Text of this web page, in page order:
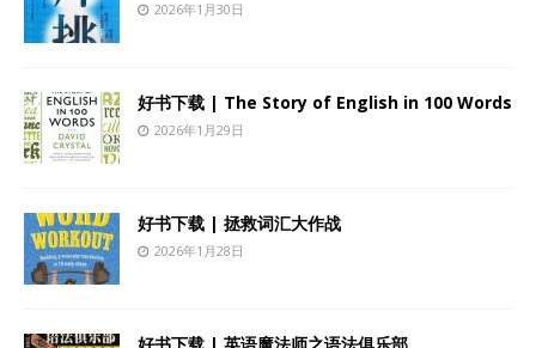
2026年1月30日
好书下载 | The Story of English in 100 Words
2026年1月29日
好书下载 | 拯救词汇大作战
2026年1月28日